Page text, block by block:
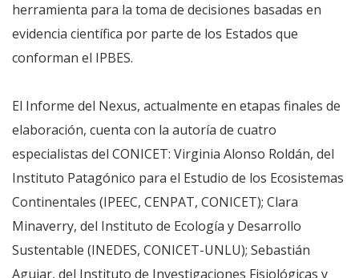
herramienta para la toma de decisiones basadas en
evidencia científica por parte de los Estados que
conforman el IPBES.
El Informe del Nexus, actualmente en etapas finales de
elaboración, cuenta con la autoría de cuatro
especialistas del CONICET: Virginia Alonso Roldán, del
Instituto Patagónico para el Estudio de los Ecosistemas
Continentales (IPEEC, CENPAT, CONICET); Clara
Minaverry, del Instituto de Ecología y Desarrollo
Sustentable (INEDES, CONICET-UNLU); Sebastián
Aguiar, del Instituto de Investigaciones Fisiológicas y